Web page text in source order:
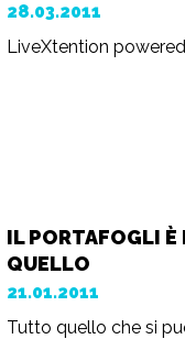
28.03.2011
LiveXtention
IL PORTAFOGLI
QUELLO
21.01.2011
Tutto quello che si